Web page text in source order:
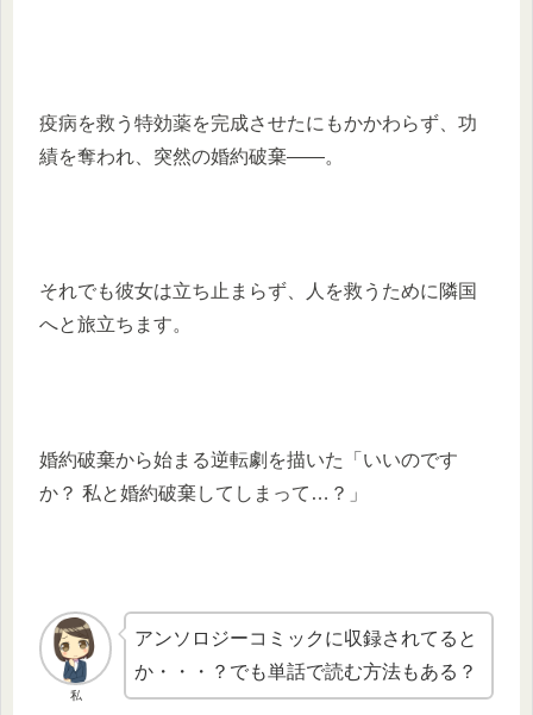
疫病を救う特効薬を完成させたにもかかわらず、功
績を奪われ、突然の婚約破棄――。
それでも彼女は立ち止まらず、人を救うために隣国
へと旅立ちます。
婚約破棄から始まる逆転劇を描いた「いいのです
か？ 私と婚約破棄してしまって…？」
私
アンソロジーコミックに収録されてると
か・・・？でも単話で読む方法もある？